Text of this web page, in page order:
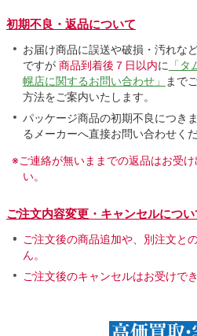
初期不良・返品について
お届け商品に誤送や破損・汚れな
ですが 商品到着後７日以内に 「
幌店に関するお問い合わせ」
まで
方法をご案内いたします。
パッケージ商品の初期不良につき
るメーカーへ直接お問い合わせくだ
※ご連絡が無いままでの返品はお受
い。
ご注文内容変更・キャンセルについ
ご注文後の商品追加や、別注文と
ん。
ご注文後のキャンセルはお受けで